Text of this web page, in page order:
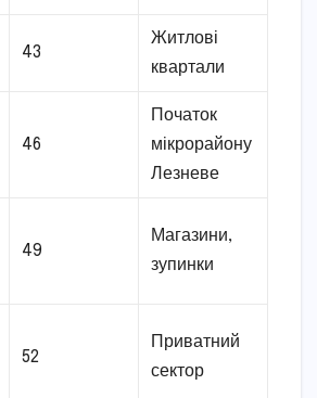
43
Житлові
квартали
46
Початок
мікрорайону
Лезневе
49
Магазини,
зупинки
52
Приватний
сектор